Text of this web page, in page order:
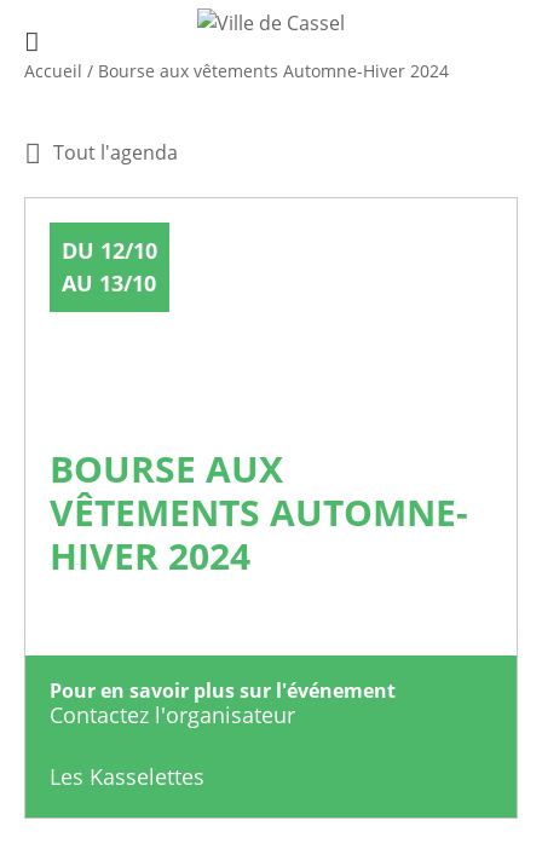
Accueil / Bourse aux vêtements Automne-Hiver 2024
Tout l'agenda
DU 12/10
AU 13/10
BOURSE AUX
VÊTEMENTS AUTOMNE-
HIVER 2024
Pour en savoir plus sur l'événement
Contactez l'organisateur
Les Kasselettes